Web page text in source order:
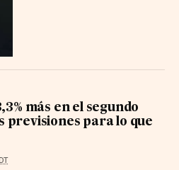
más en el segundo
previsiones para lo que